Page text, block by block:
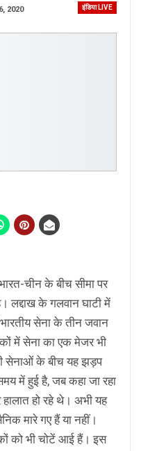
इंडिया LIVE
2020
चीन के बीच सीमा पर
लद्दाख के गलवान घाटी में
सेना के तीन जवान
में सेना का एक मेजर भी
सेनाओं के बीच यह झड़प
में हुई है, जब कहा जा रहा
हो रहे थे। अभी यह
मारे गए हैं या नहीं।
को भी चोटें आई हैं। इस